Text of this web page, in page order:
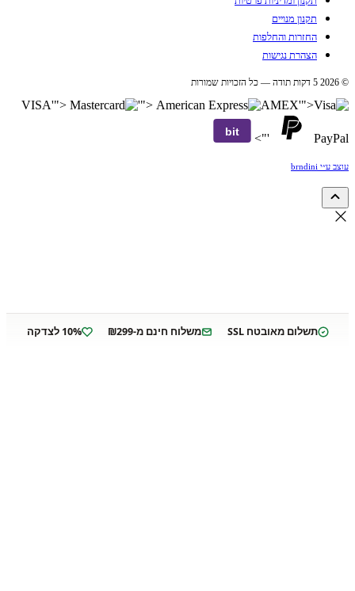
תקנון מנויים
החזרות והחלפות
הצהרת נגישות
© 2026 5 דקות תודה — כל הזכויות שמורות
VISA'"> '"> AMEX'">
PayPal
'">
bit
עוצב ע״י brndini
תשלום מאובטח SSL משלוח חינם מ-₪299 10% לצדקה